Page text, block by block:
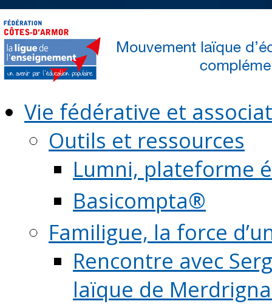
Vie fédérative et
Outils et ressources
Lumni, plateforme
Basicompta®
Familigue, la force
Rencontre avec
laïque de